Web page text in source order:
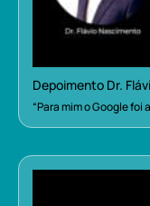
Depoimento Dr.
“Para mim o Google